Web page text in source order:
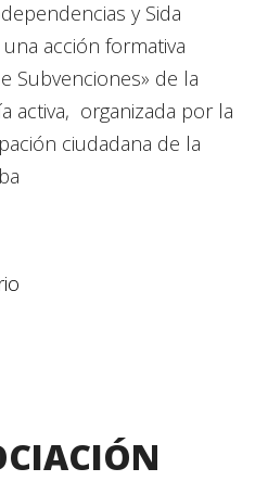
y Sida
acción formativa
Subvenciones» de la
activa, organizada por la
ciudadana de la